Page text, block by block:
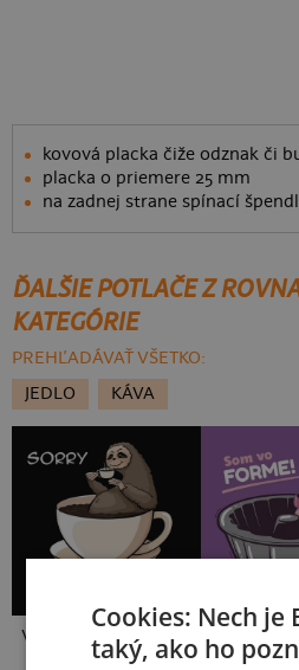
kovová placka čiže odznak či
placka o priemere 25 mm
na zadnej strane spínací
ĎALŠIE POTLAČE Z
KATEGÓRIE
PREHĽADÁVAŤ VŠETKO:
JEDLO
KÁVA
V presse Vo forme
Cookies: Nech je
taký, ako ho